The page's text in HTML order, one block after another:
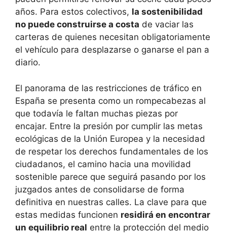
años. Para estos colectivos, la sostenibilidad
no puede construirse a costa de vaciar las
carteras de quienes necesitan obligatoriamente
el vehículo para desplazarse o ganarse el pan a
diario.
El panorama de las restricciones de tráfico en
España se presenta como un rompecabezas al
que todavía le faltan muchas piezas por
encajar. Entre la presión por cumplir las metas
ecológicas de la Unión Europea y la necesidad
de respetar los derechos fundamentales de los
ciudadanos, el camino hacia una movilidad
sostenible parece que seguirá pasando por los
juzgados antes de consolidarse de forma
definitiva en nuestras calles. La clave para que
estas medidas funcionen residirá en encontrar
un equilibrio real entre la protección del medio